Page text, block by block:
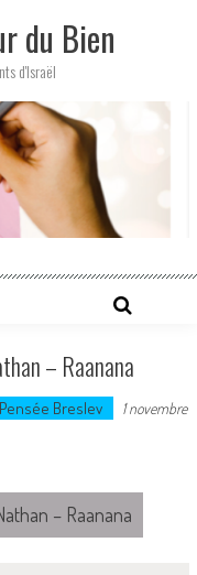
du Bien
d'Israël
– Raanana
Pensée Breslev
1 novembre
– Raanana